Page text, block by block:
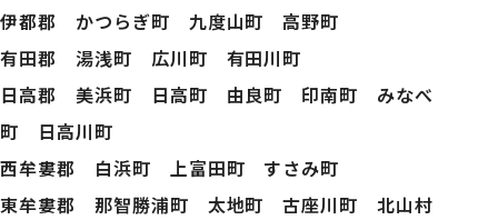
伊都郡 かつらぎ町 九度山町 高野町
有田郡 湯浅町 広川町 有田川町
日高郡 美浜町 日高町 由良町 印南町 みなべ
町 日高川町
西牟婁郡 白浜町 上富田町 すさみ町
東牟婁郡 那智勝浦町 太地町 古座川町 北山村